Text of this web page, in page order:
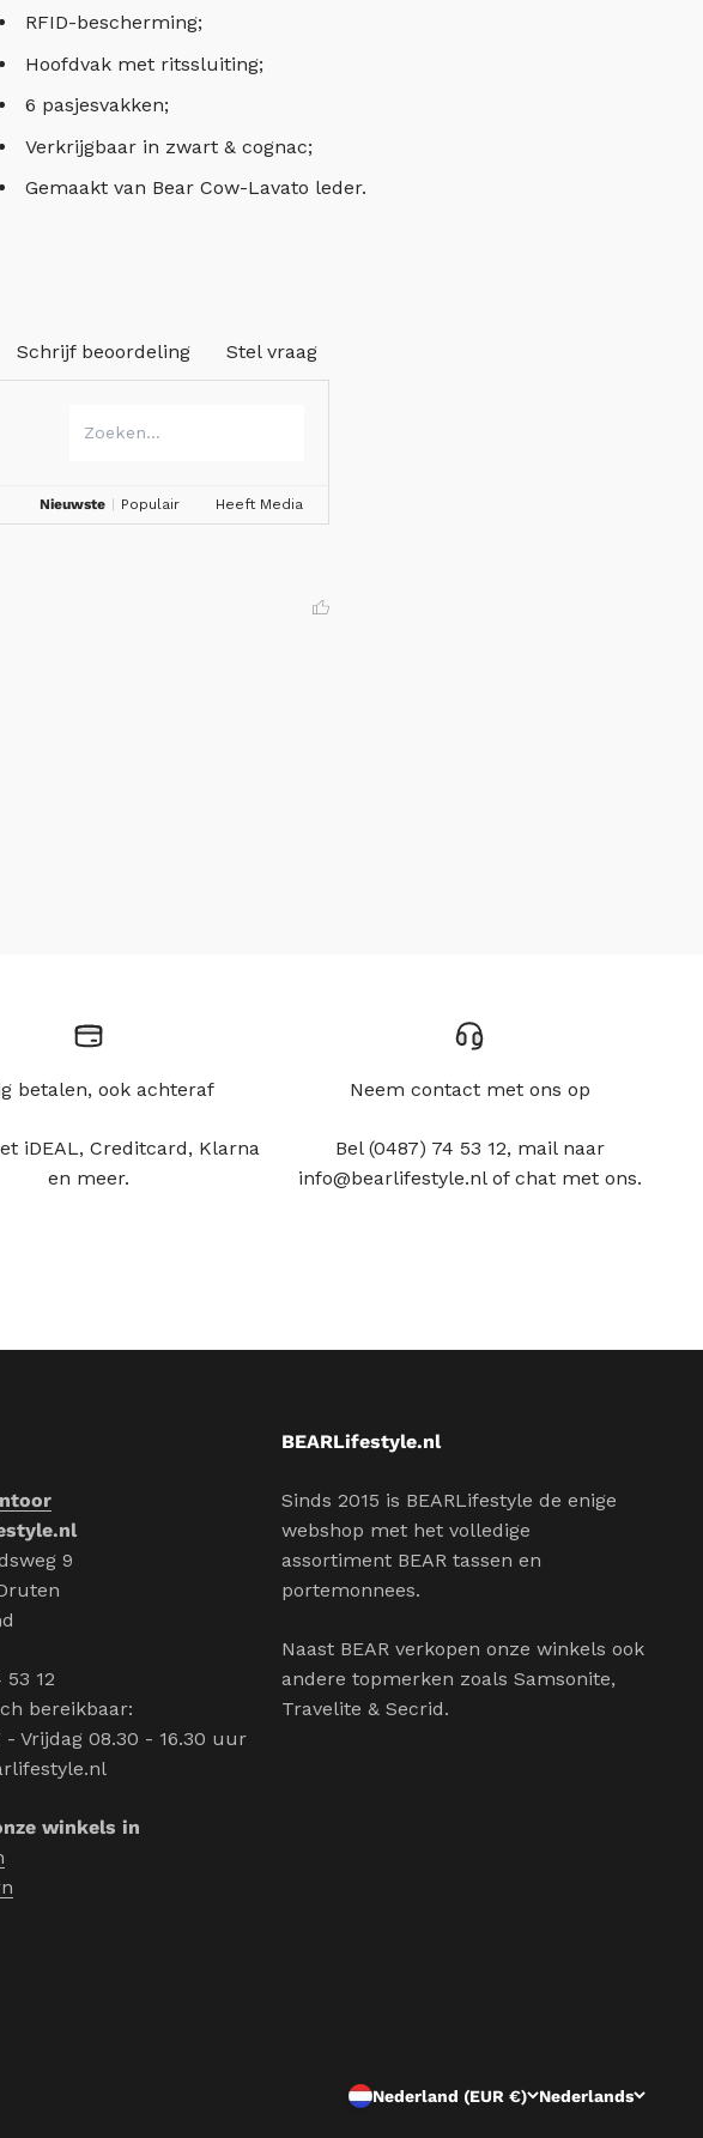
RFID-bescherming;
Hoofdvak met ritssluiting;
6 pasjesvakken;
Verkrijgbaar in zwart & cognac;
Gemaakt van Bear Cow-Lavato leder.
Schrijf beoordeling Stel vraag
Nieuwste Populair Heeft Media
betalen, ook achteraf
iDEAL, Creditcard, Klarna
en meer.
Neem contact met ons op
Bel (0487) 74 53 12, mail naar
info@bearlifestyle.nl of chat met ons.
9
53 12
bereikbaar:
- Vrijdag 08.30 - 16.30 uur
winkels in
BEARLifestyle.nl
Sinds 2015 is BEARLifestyle de enige
webshop met het volledige
assortiment BEAR tassen en
portemonnees.
Naast BEAR verkopen onze winkels ook
andere topmerken zoals Samsonite,
Travelite & Secrid.
Nederland (EUR €) Nederlands